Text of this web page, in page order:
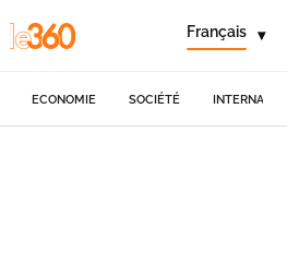
Français ▾
ECONOMIE SOCIÉTÉ